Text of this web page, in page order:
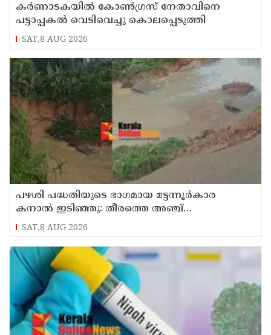
കർണാടകയിൽ കോൺഗ്രസ് നേതാവിനെ
പട്ടാപ്പകൽ വെടിവെച്ചു കൊലപ്പെടുത്തി
SAT,8 AUG 2026
പഴശി പദ്ധതിയുടെ ഭാഗമായ മട്ടന്നൂർകാര
കനാൽ ഇടിഞ്ഞു: തീരത്തെ അഞ്ച്
കുടുംബങ്ങളെ മാറ്റി
SAT,8 AUG 2026